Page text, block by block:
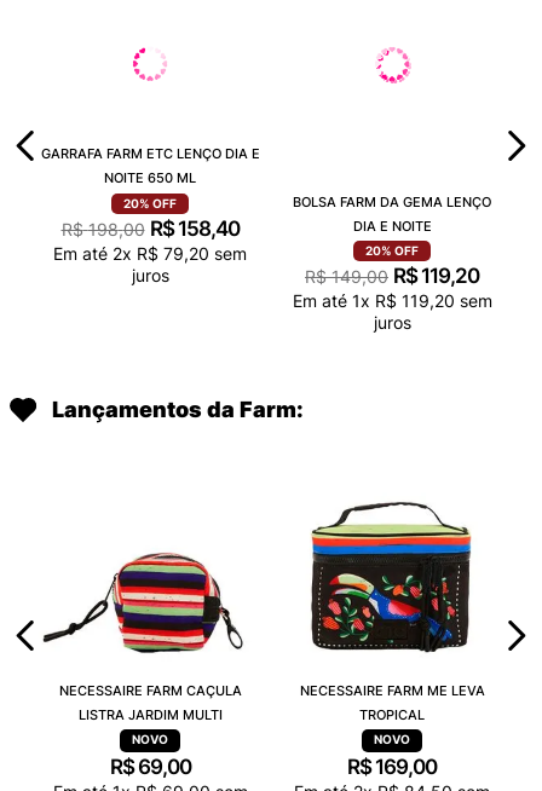
GARRAFA FARM ETC LENÇO DIA E
NOITE 650 ML
20% OFF
R$ 198,00 R$ 158,40
Em até 2x R$ 79,20 sem
juros
BOLSA FARM DA GEMA LENÇO
DIA E NOITE
20% OFF
R$ 149,00 R$ 119,20
Em até 1x R$ 119,20 sem
juros
Lançamentos da Farm:
NECESSAIRE FARM CAÇULA
LISTRA JARDIM MULTI
R$ 69,00
NECESSAIRE FARM ME LEVA
TROPICAL
R$ 169,00